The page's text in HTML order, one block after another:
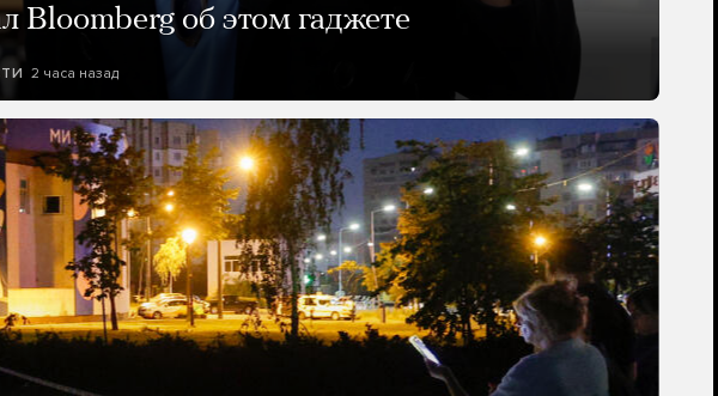
Bloomberg об этом гаджете
2 часа назад